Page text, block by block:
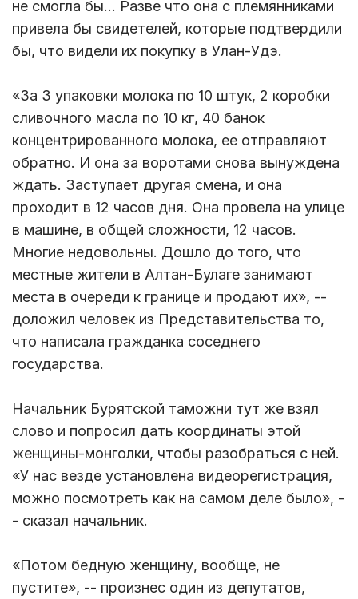
не смогла бы… Разве что она с племянниками
привела бы свидетелей, которые подтвердили
бы, что видели их покупку в Улан-Удэ.
«За 3 упаковки молока по 10 штук, 2 коробки
сливочного масла по 10 кг, 40 банок
концентрированного молока, ее отправляют
обратно. И она за воротами снова вынуждена
ждать. Заступает другая смена, и она
проходит в 12 часов дня. Она провела на улице
в машине, в общей сложности, 12 часов.
Многие недовольны. Дошло до того, что
местные жители в Алтан-Булаге занимают
места в очереди к границе и продают их», --
доложил человек из Представительства то,
что написала гражданка соседнего
государства.
Начальник Бурятской таможни тут же взял
слово и попросил дать координаты этой
женщины-монголки, чтобы разобраться с ней.
«У нас везде установлена видеорегистрация,
можно посмотреть как на самом деле было», -
- сказал начальник.
«Потом бедную женщину, вообще, не
пустите», -- произнес один из депутатов,